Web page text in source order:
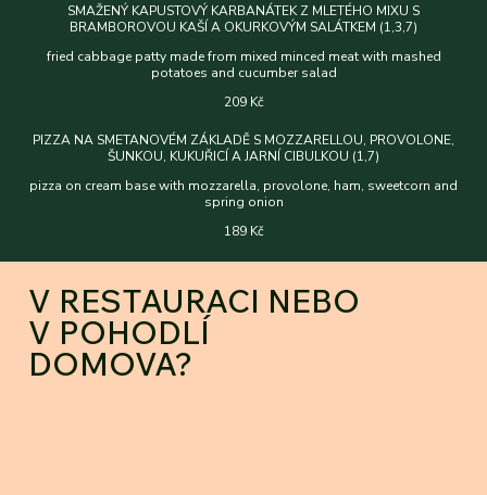
SMAŽENÝ KAPUSTOVÝ KARBANÁTEK Z MLETÉHO MIXU S
BRAMBOROVOU KAŠÍ A OKURKOVÝM SALÁTKEM (1,3,7)
fried cabbage patty made from mixed minced meat with mashed
potatoes and cucumber salad
209 Kč
PIZZA NA SMETANOVÉM ZÁKLADĚ S MOZZARELLOU, PROVOLONE,
ŠUNKOU, KUKUŘICÍ A JARNÍ CIBULKOU (1,7)
pizza on cream base with mozzarella, provolone, ham, sweetcorn and
spring onion
189 Kč
V RESTAURACI NEBO
V POHODLÍ
DOMOVA?